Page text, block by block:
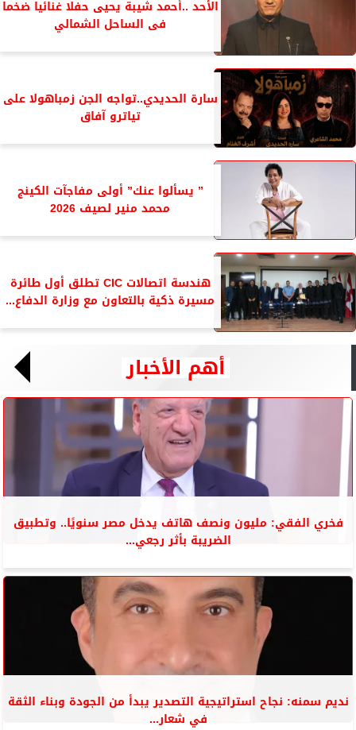
الأحد ..أحمد شيبة يحيى حفلا غنائيا ضخما
فى الساحل الشمالي
سارة الحديدي..تواجه الجن زمباهولا على
تياترو آفاق
” يسألوا عنك” أولى مفاجآت الكينج
محمد منير لصيف 2026
هندسة اتصالات CIC تطلق أول طائرة
مسيرة ذكية بالتعاون مع وزارة الدفاع...
أهم الأخبار
فخري الفقي: مليون ونصف هاتف يدخل مصر سنويًا.. وتطبيق
الضريبة بأثر رجعي...
نديم سمنه: نجاح استراتيجية التصدير يبدأ من الجودة وبناء الثقة
في شعار...